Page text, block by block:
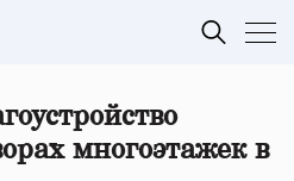
многоэтажек в